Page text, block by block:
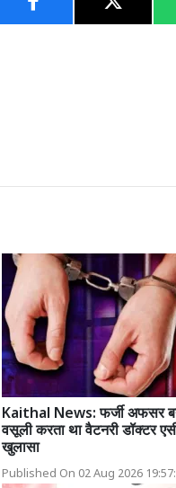
Kaithal News: फर्जी अफसर
वसूली करता था वैटनरी डॉक्टर
खुलासा
Published On 02 Aug 2026